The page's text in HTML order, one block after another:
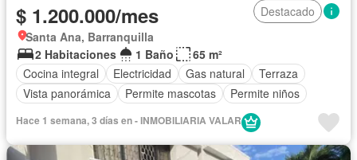
$ 1.200.000/mes
Destacado
Santa Ana, Barranquilla
2 Habitaciones
1 Baño
65 m²
Cocina integral
Electricidad Gas natural
Terraza
Vista panorámica
Permite mascotas Permite niños
Hace 1 semana, 3 días en - INMOBILIARIA VALAR